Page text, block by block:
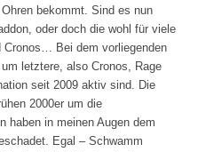
bekommt. Sind es nun
oder doch die wohl für viele
Cronos… Bei dem vorliegenden
letztere, also Cronos, Rage
seit 2009 aktiv sind. Die
2000er um die
haben in meinen Augen dem
Egal – Schwamm